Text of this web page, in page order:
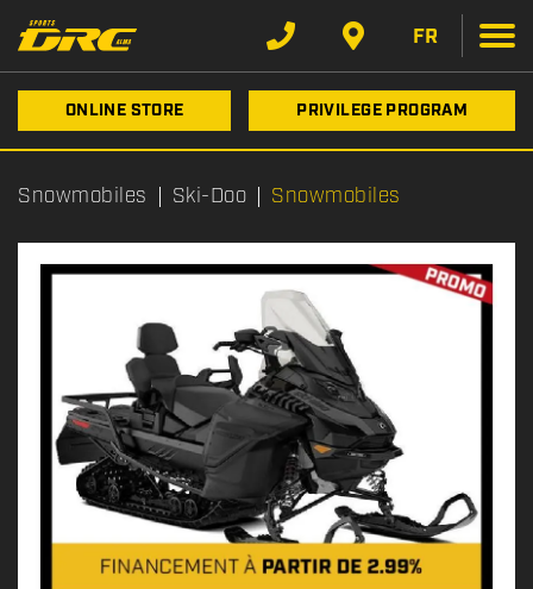
FR
ONLINE STORE PRIVILEGE PROGRAM
Snowmobiles Ski-Doo Snowmobiles